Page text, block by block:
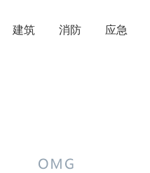
建筑 消防 应急